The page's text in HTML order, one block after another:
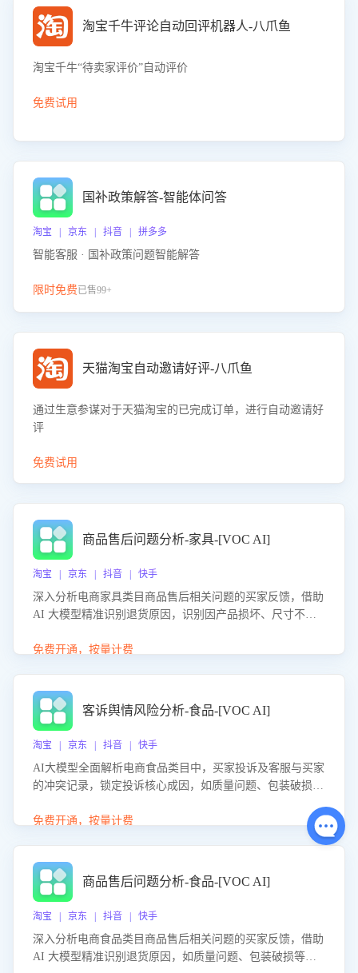
淘宝千牛评论自动回评机器人-八爪鱼
淘宝千牛“待卖家评价”自动评价
免费试用
国补政策解答-智能体问答
淘宝 | 京东 | 抖音 | 拼多多
智能客服 · 国补政策问题智能解答
限时免费已售99+
天猫淘宝自动邀请好评-八爪鱼
通过生意参谋对于天猫淘宝的已完成订单，进行自动邀请好
评
免费试用
商品售后问题分析-家具-[VOC AI]
淘宝 | 京东 | 抖音 | 快手
深入分析电商家具类目商品售后相关问题的买家反馈，借助
AI 大模型精准识别退货原因，识别因产品损坏、尺寸不符
力商家优化产品或服务，实现销售额的显著提升。
免费开通，按量计费
客诉舆情风险分析-食品-[VOC AI]
淘宝 | 京东 | 抖音 | 快手
AI大模型全面解析电商食品类目中，买家投诉及客服与买家
的冲突记录，锁定投诉核心成因，如质量问题、包装破损
置差评防控，提升客户满意度。
免费开通，按量计费
商品售后问题分析-食品-[VOC AI]
淘宝 | 京东 | 抖音 | 快手
深入分析电商食品类目商品售后相关问题的买家反馈，借助
AI 大模型精准识别退货原因，如质量问题、包装破损等，